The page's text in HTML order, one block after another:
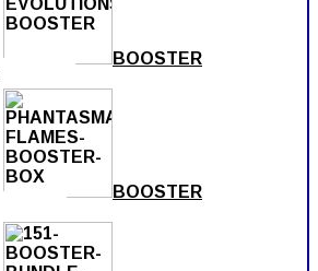
BOOSTER
BOOSTER